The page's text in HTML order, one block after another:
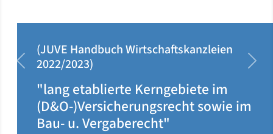
"klar auf Ärzteseite positioniert u.
dort rechtsgebietsübergreifend
tätig"
(JUVE Handbuch Wirtschaftskanzleien
2020/2021)
zurück